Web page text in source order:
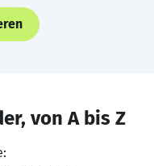
von A bis Z